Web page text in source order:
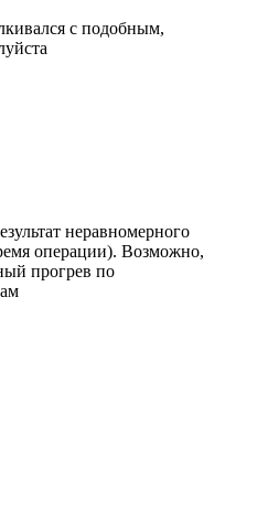
с подобным,
неравномерного
операции). Возможно,
прогрев по